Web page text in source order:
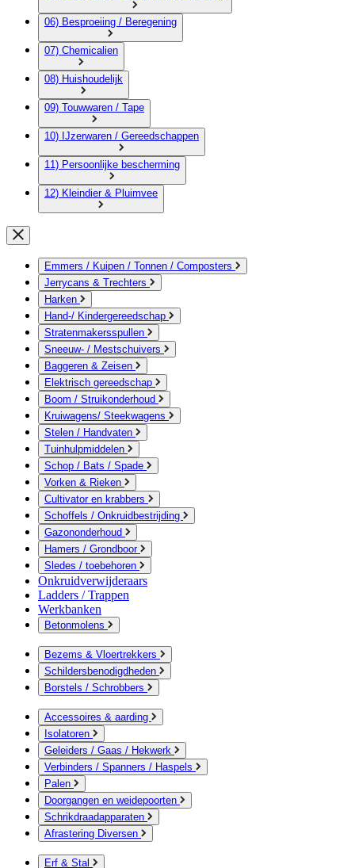
06) Besproeiing / Beregening
07) Chemicalien
08) Huishoudelijk
09) Touwwaren / Tape
10) IJzerwaren / Gereedschappen
11) Persoonlijke bescherming
12) Kleindier & Pluimvee
Emmers / Kuipen / Tonnen / Composters
Jerrycans & Trechters
Harken
Hand-/ Kindergereedschap
Stratenmakersspullen
Sneeuw- / Mestschuivers
Baggeren & Zeisen
Elektrisch gereedschap
Boom / Struikonderhoud
Kruiwagens/ Steekwagens
Stelen / Handvaten
Tuinhulpmiddelen
Schop / Bats / Spade
Vorken & Rieken
Cultivator en krabbers
Schoffels / Onkruidbestrijding
Gazononderhoud
Hamers / Grondboor
Sledes / toebehoren
Onkruidverwijderaars
Ladders / Trappen
Werkbanken
Betonmolens
Bezems & Vloertrekkers
Schildersbenodigdheden
Borstels / Schrobbers
Accessoires & aarding
Isolatoren
Geleiders / Gaas / Hekwerk
Verbinders / Spanners / Haspels
Palen
Doorgangen en weidepoorten
Schrikdraadapparaten
Afrastering Diversen
Erf & Stal